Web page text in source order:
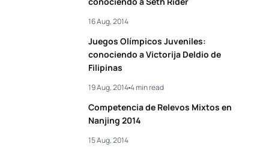
Juegos Olímpicos Juveniles:
conociendo a Victorija Deldio de
Filipinas
16 Aug, 2014
Competencia de Relevos Mixtos en
Nanjing 2014
19 Aug, 20144 min read
15 Aug, 2014